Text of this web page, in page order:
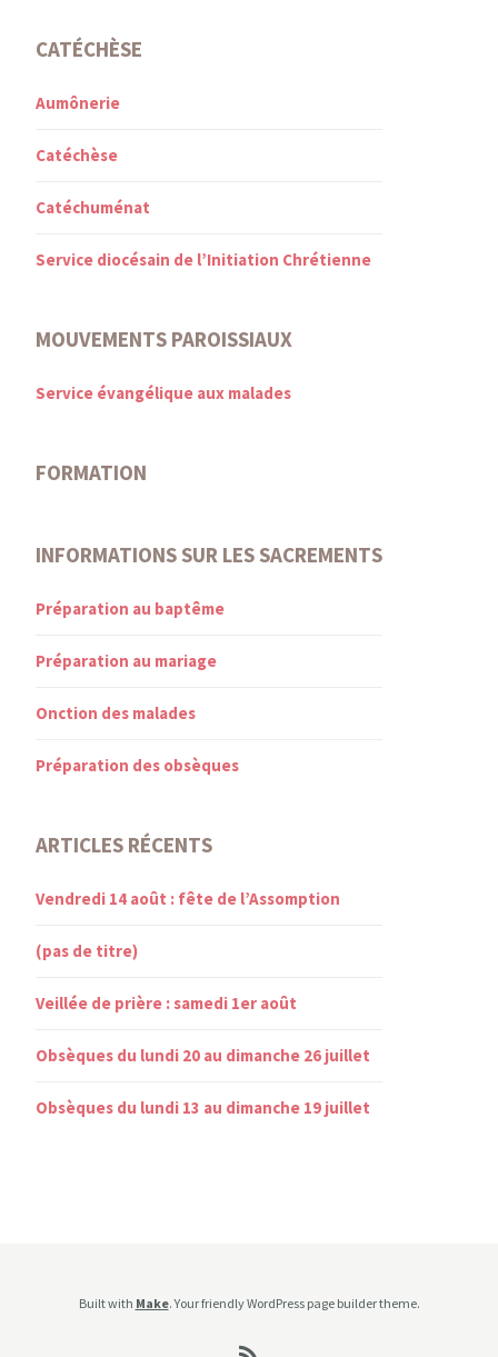
CATÉCHÈSE
Aumônerie
Catéchèse
Catéchuménat
Service diocésain de l’Initiation Chrétienne
MOUVEMENTS PAROISSIAUX
Service évangélique aux malades
FORMATION
INFORMATIONS SUR LES SACREMENTS
Préparation au baptême
Préparation au mariage
Onction des malades
Préparation des obsèques
ARTICLES RÉCENTS
Vendredi 14 août : fête de l’Assomption
(pas de titre)
Veillée de prière : samedi 1er août
Obsèques du lundi 20 au dimanche 26 juillet
Obsèques du lundi 13 au dimanche 19 juillet
Built with Make. Your friendly WordPress page builder theme.